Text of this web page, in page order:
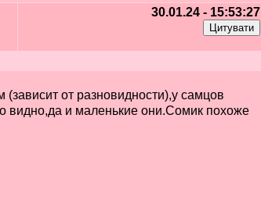
30.01.24 - 15:53:27
от разновидности),у самцов
видно,да и маленькие они.Сомик похоже